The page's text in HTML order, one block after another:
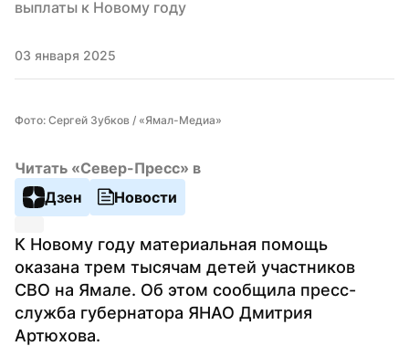
выплаты к Новому году
03 января 2025
Фото: Сергей Зубков / «Ямал-Медиа»
Читать «Север-Пресс» в
Дзен
Новости
К Новому году материальная помощь
оказана трем тысячам детей участников
СВО на Ямале. Об этом сообщила пресс-
служба губернатора ЯНАО Дмитрия
Артюхова.